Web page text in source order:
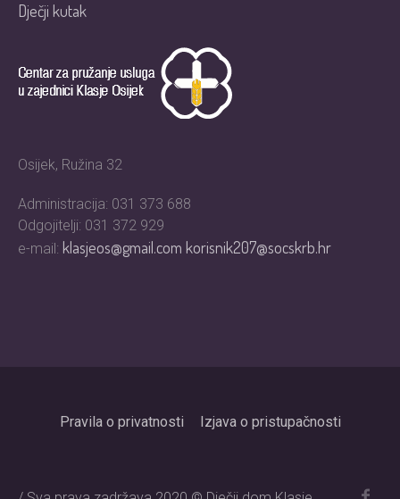
Dječji kutak
Osijek, Ružina 32
Administracija: 031 373 688
Odgojitelji: 031 372 929
e-mail: klasjeos@gmail.comkorisnik207@socskrb.hr
Pravila o privatnosti Izjava o pristupačnosti